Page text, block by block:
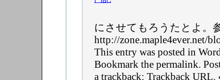
にさせてもろうたとよ。
http://zone.maple4ever.net/
This entry was posted in
Bookmark the permalink.
a trackback: Trackback